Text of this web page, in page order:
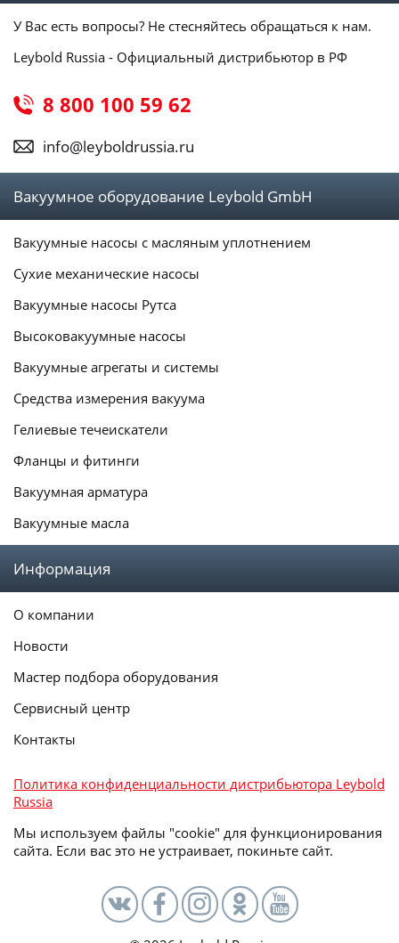
У Вас есть вопросы? Не стесняйтесь обращаться к нам.
Leybold Russia - Официальный дистрибьютор в РФ
8 800 100 59 62
info@leyboldrussia.ru
Вакуумное оборудование Leybold GmbH
Вакуумные насосы с масляным уплотнением
Сухие механические насосы
Вакуумные насосы Рутса
Высоковакуумные насосы
Вакуумные агрегаты и системы
Средства измерения вакуума
Гелиевые течеискатели
Фланцы и фитинги
Вакуумная арматура
Вакуумные масла
Информация
О компании
Новости
Мастер подбора оборудования
Сервисный центр
Контакты
Политика конфиденциальности дистрибьютора Leybold
Russia
Мы используем файлы "cookie" для функционирования
сайта. Если вас это не устраивает, покиньте сайт.